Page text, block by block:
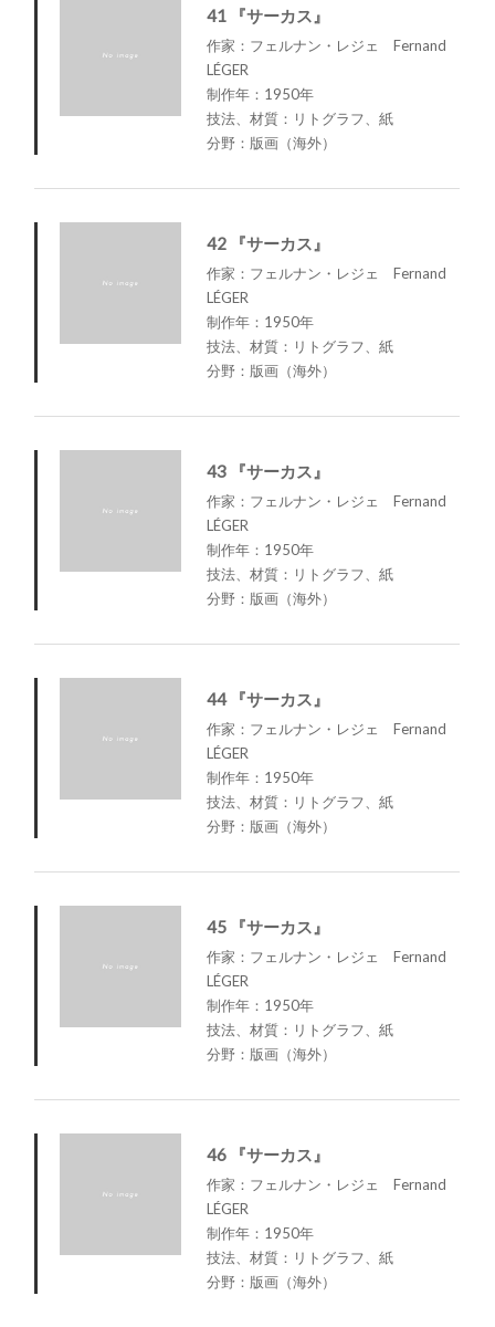
41 『サーカス』
作家：フェルナン・レジェ Fernand
LÉGER
制作年：1950年
技法、材質：リトグラフ、紙
分野：版画（海外）
42 『サーカス』
作家：フェルナン・レジェ Fernand
LÉGER
制作年：1950年
技法、材質：リトグラフ、紙
分野：版画（海外）
43 『サーカス』
作家：フェルナン・レジェ Fernand
LÉGER
制作年：1950年
技法、材質：リトグラフ、紙
分野：版画（海外）
44 『サーカス』
作家：フェルナン・レジェ Fernand
LÉGER
制作年：1950年
技法、材質：リトグラフ、紙
分野：版画（海外）
45 『サーカス』
作家：フェルナン・レジェ Fernand
LÉGER
制作年：1950年
技法、材質：リトグラフ、紙
分野：版画（海外）
46 『サーカス』
作家：フェルナン・レジェ Fernand
LÉGER
制作年：1950年
技法、材質：リトグラフ、紙
分野：版画（海外）